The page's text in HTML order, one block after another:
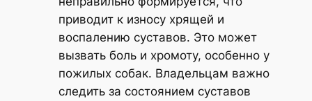
приводит к износу хрящей и
воспалению суставов. Это может
вызвать боль и хромоту, особенно у
пожилых собак. Владельцам важно
следить за состоянием суставов